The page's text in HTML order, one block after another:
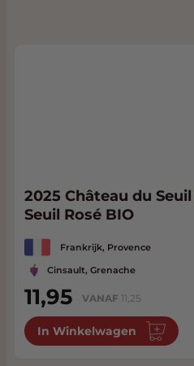
2025 Château du
Seuil Rosé BIO
Frankrijk, Provence
Cinsault, Grenache
11,95 VANAF 11,25
In Winkelwagen